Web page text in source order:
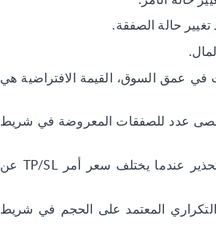
حالة الصفقة.
في عمق السوق، القيمة الافتراضية هي
عدد للصفقات المعروضة في شريط
: يتم تشغيل التحذير عندما يختلف سعر أمر TP/SL عن
المعتمد على الحجم في شريط